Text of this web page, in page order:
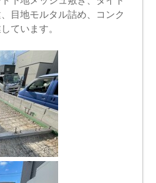
目地モルタル詰め、コンク
ています。